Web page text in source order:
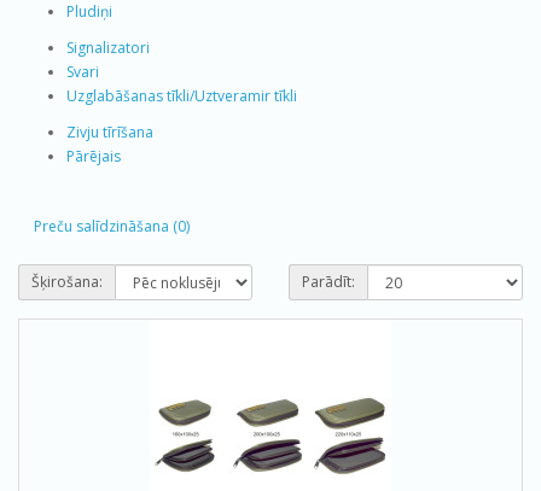
Pludiņi
Signalizatori
Svari
Uzglabāšanas tīkli/Uztveramir tīkli
Zivju tīrīšana
Pārējais
Preču salīdzināšana (0)
Šķirošana: Parādīt: